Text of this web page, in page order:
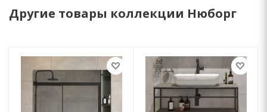
Другие товары коллекции Нюборг